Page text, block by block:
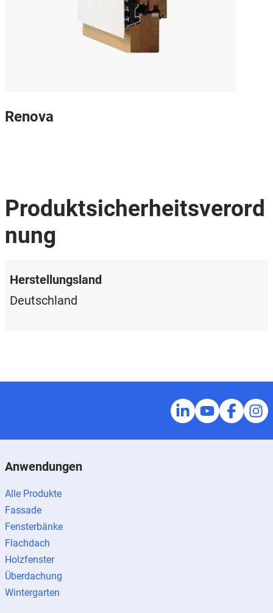
Renova
Produktsicherheitsverord
nung
Herstellungsland
Deutschland
Anwendungen
Alle Produkte
Fassade
Fensterbänke
Flachdach
Holzfenster
Überdachung
Wintergarten